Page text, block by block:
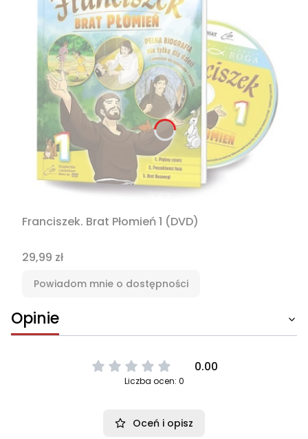
Franciszek. Brat Płomień 1 (DVD)
Cena
29,99 zł
Powiadom mnie o dostępności
Opinie
0.00
Liczba ocen: 0
Oceń i opisz